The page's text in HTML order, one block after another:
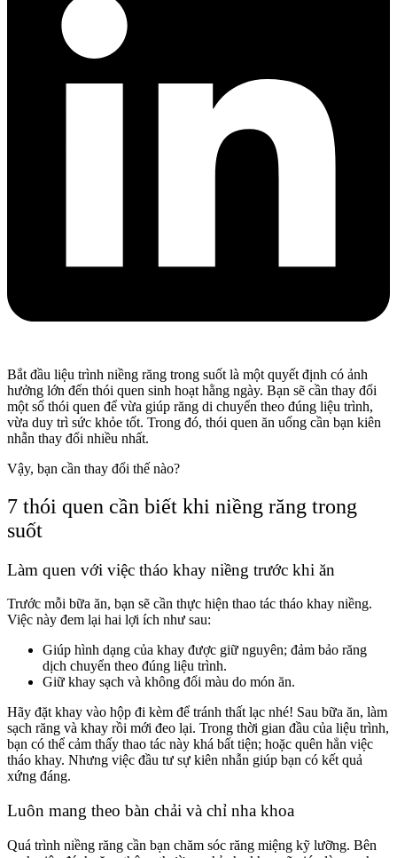
Bắt đầu liệu trình niềng răng trong suốt là một quyết định có ảnh
hưởng lớn đến thói quen sinh hoạt hằng ngày. Bạn sẽ cần thay đổi
một số thói quen để vừa giúp răng di chuyển theo đúng liệu trình,
vừa duy trì sức khỏe tốt. Trong đó, thói quen ăn uống cần bạn kiên
nhẫn thay đổi nhiều nhất.
Vậy, bạn cần thay đổi thế nào?
7 thói quen cần biết khi niềng răng trong
suốt
Làm quen với việc tháo khay niềng trước khi ăn
Trước mỗi bữa ăn, bạn sẽ cần thực hiện thao tác tháo khay niềng.
Việc này đem lại hai lợi ích như sau:
Giúp hình dạng của khay được giữ nguyên; đảm bảo răng
dịch chuyển theo đúng liệu trình.
Giữ khay sạch và không đổi màu do món ăn.
Hãy đặt khay vào hộp đi kèm để tránh thất lạc nhé! Sau bữa ăn, làm
sạch răng và khay rồi mới đeo lại. Trong thời gian đầu của liệu trình,
bạn có thể cảm thấy thao tác này khá bất tiện; hoặc quên hẳn việc
tháo khay. Nhưng việc đầu tư sự kiên nhẫn giúp bạn có kết quả
xứng đáng.
Luôn mang theo bàn chải và chỉ nha khoa
Quá trình niềng răng cần bạn chăm sóc răng miệng kỹ lưỡng. Bên